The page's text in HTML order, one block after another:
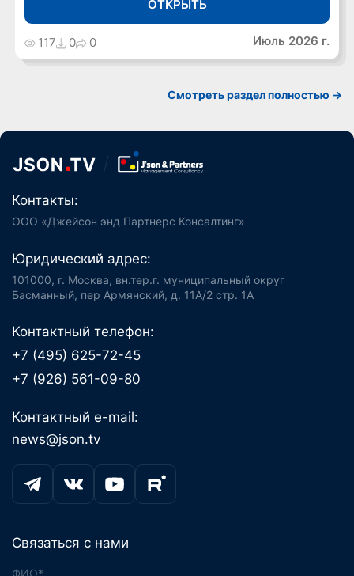
ОТКРЫТЬ
117 0 0 Июль 2026 г.
Cмотреть раздел полностью ->
Контакты:
ООО «Джейсон энд Партнерс Консалтинг»
Юридический адрес:
101000, г. Москва, вн.тер.г. муниципальный округ
Басманный, пер Армянский, д. 11А/2 стр. 1А
Контактный телефон:
+7 (495) 625-72-45
+7 (926) 561-09-80
Контактный e-mail:
news@json.tv
Связаться с нами